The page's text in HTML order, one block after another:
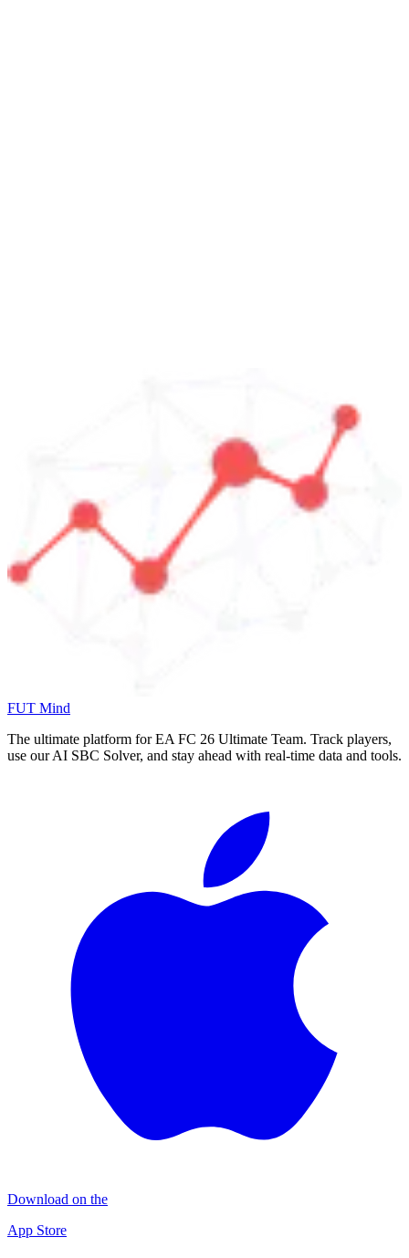
FUT Mind
The ultimate platform for EA FC 26 Ultimate Team. Track players,
use our AI SBC Solver, and stay ahead with real-time data and tools.
Download on the
App Store